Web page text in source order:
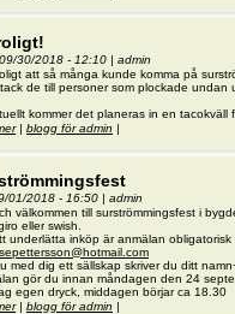
30/2018 - 12:10 | admin
att så många kunde komma på
de till personer som plockade undan
kommer det planeras in en tacokväll
om Så roligt!
| blogg för admin |
01/2018 - 16:50 | admin
välkommen till surströmmingsfest i
eller swish.
underlätta inköp är anmälan
med dig ett sällskap skriver du ditt
gör du innan måndagen den 24
egen dryck, middagen börjar ca 18.30
om Surströmmingsfest
| blogg för admin |